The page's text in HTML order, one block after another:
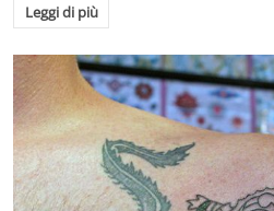
Leggi di più